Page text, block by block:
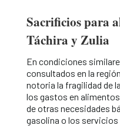
Sacrificios para
Táchira y Zulia
En condiciones
consultados en la
notoria la fragilidad de
los gastos en
de otras necesidades
gasolina o los servicios